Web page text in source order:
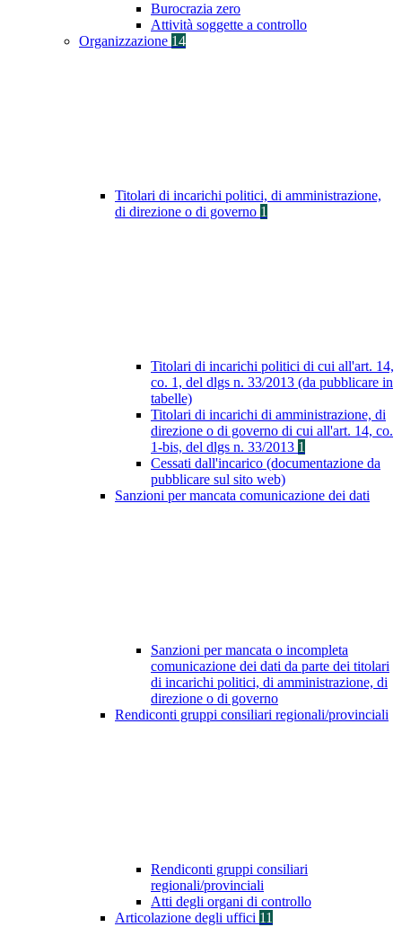
Burocrazia zero
Attività soggette a controllo
Organizzazione 14
Titolari di incarichi politici, di amministrazione,
di direzione o di governo 1
Titolari di incarichi politici di cui all'art. 14,
co. 1, del dlgs n. 33/2013 (da pubblicare in
tabelle)
Titolari di incarichi di amministrazione, di
direzione o di governo di cui all'art. 14, co.
1-bis, del dlgs n. 33/2013 1
Cessati dall'incarico (documentazione da
pubblicare sul sito web)
Sanzioni per mancata comunicazione dei dati
Sanzioni per mancata o incompleta
comunicazione dei dati da parte dei titolari
di incarichi politici, di amministrazione, di
direzione o di governo
Rendiconti gruppi consiliari regionali/provinciali
Rendiconti gruppi consiliari
regionali/provinciali
Atti degli organi di controllo
Articolazione degli uffici 11